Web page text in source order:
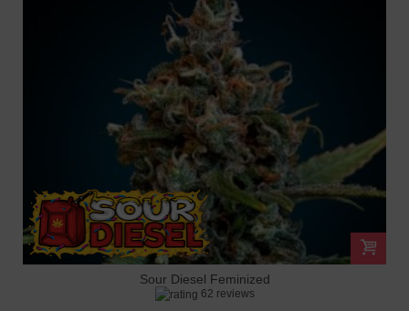
Sour Diesel Feminized
62 reviews